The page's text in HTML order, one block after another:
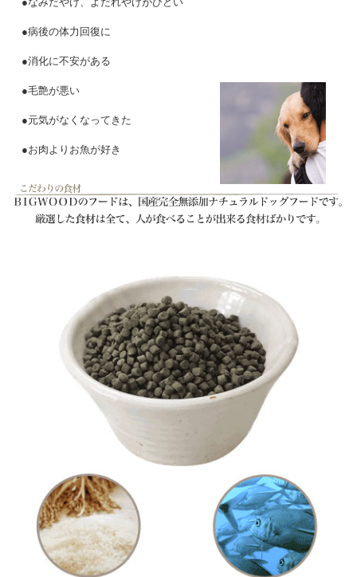
●病後の体力回復に
●消化に不安がある
●毛艶が悪い
●元気がなくなってきた
●お肉よりお魚が好き